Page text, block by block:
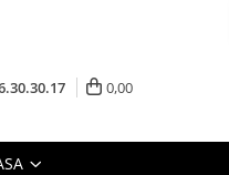
0,00